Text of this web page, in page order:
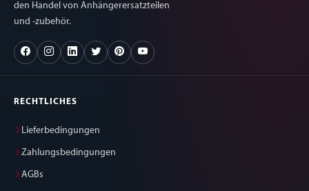
den Handel von Anhängerersatzteilen
und -zubehör.
RECHTLICHES
Lieferbedingungen
Zahlungsbedingungen
AGBs